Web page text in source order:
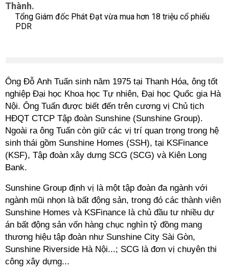
Thành.
Tổng Giám đốc Phát Đạt vừa mua hơn 18 triệu cổ phiếu
PDR
Ông Đỗ Anh Tuấn sinh năm 1975 tại Thanh Hóa, ông tốt
nghiệp Đại học Khoa học Tự nhiên, Đại học Quốc gia Hà
Nội. Ông Tuấn được biết đến trên cương vị Chủ tịch
HĐQT CTCP Tập đoàn Sunshine (Sunshine Group).
Ngoài ra ông Tuấn còn giữ các vị trí quan trọng trong hệ
sinh thái gồm Sunshine Homes (SSH), tại KSFinance
(KSF), Tập đoàn xây dưng SCG (SCG) và Kiên Long
Bank.
Sunshine Group định vị là một tập đoàn đa ngành với
ngành mũi nhọn là bất động sản, trong đó các thành viên
Sunshine Homes và KSFinance là chủ đầu tư nhiều dự
án bất động sản vốn hàng chục nghìn tỷ đồng mang
thương hiệu tập đoàn như Sunshine City Sài Gòn,
Sunshine Riverside Hà Nội...; SCG là đơn vị chuyên thi
công xây dựng...